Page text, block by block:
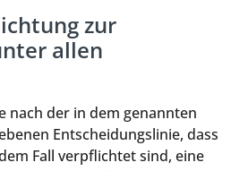
zur
allen
nach der in dem genannten
Entscheidungslinie, dass
Fall verpflichtet sind, eine